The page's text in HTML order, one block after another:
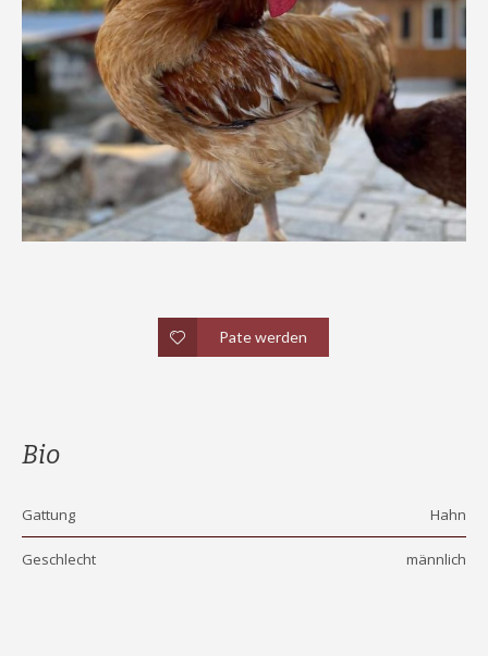
Pate werden
Bio
Gattung Hahn
Geschlecht männlich